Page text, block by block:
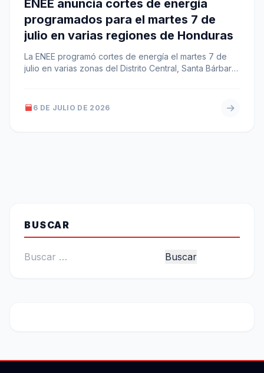
ENEE anuncia cortes de energía
programados para el martes 7 de
julio en varias regiones de Honduras
La ENEE programó cortes de energía el martes 7 de
julio en varias zonas del Distrito Central, Santa Bárbara,
6 DE JULIO DE 2026
BUSCAR
Buscar: